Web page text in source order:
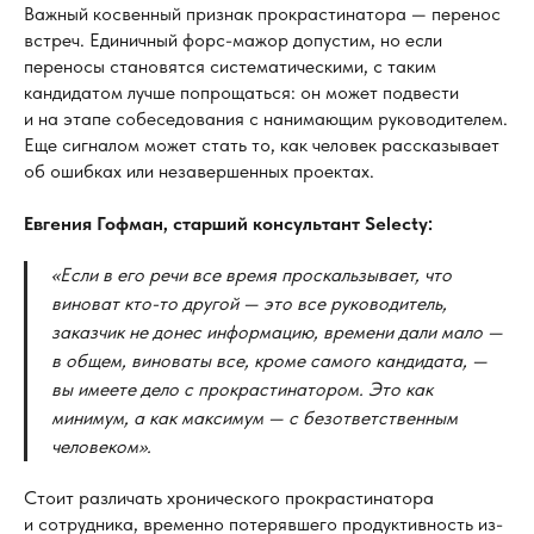
Важный косвенный признак прокрастинатора — перенос
встреч. Единичный форс-мажор допустим, но если
переносы становятся систематическими, с таким
кандидатом лучше попрощаться: он может подвести
и на этапе собеседования с нанимающим руководителем.
Еще сигналом может стать то, как человек рассказывает
об ошибках или незавершенных проектах.
Евгения Гофман, старший консультант Selecty:
«Если в его речи все время проскальзывает, что
виноват кто-то другой — это все руководитель,
заказчик не донес информацию, времени дали мало —
в общем, виноваты все, кроме самого кандидата, —
вы имеете дело с прокрастинатором. Это как
минимум, а как максимум — с безответственным
человеком».
Стоит различать хронического прокрастинатора
и сотрудника, временно потерявшего продуктивность из-